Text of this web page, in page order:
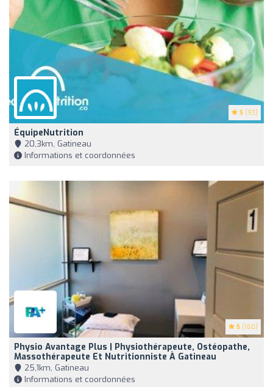
5 (93)
ÉquipeNutrition
20,3km, Gatineau
Informations et coordonnées
5 (160)
Physio Avantage Plus | Physiothérapeute, Ostéopathe,
Massothérapeute Et Nutritionniste À Gatineau
25,1km, Gatineau
Informations et coordonnées